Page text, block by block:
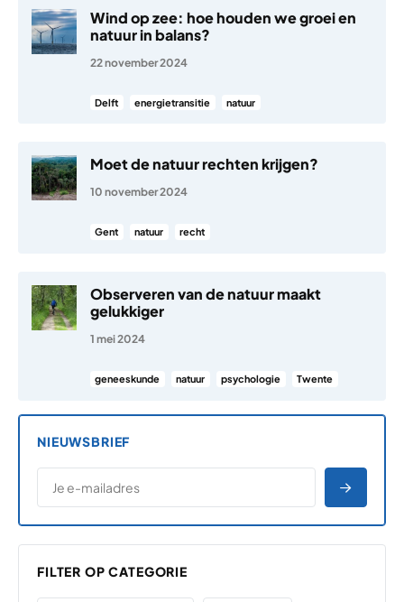
Wind op zee: hoe houden we groei en
natuur in balans?
22 november 2024
Delft energietransitie natuur
Moet de natuur rechten krijgen?
10 november 2024
Gent natuur recht
Observeren van de natuur maakt
gelukkiger
1 mei 2024
geneeskunde natuur psychologie Twente
NIEUWSBRIEF
E-MAILADRES
*
FILTER OP CATEGORIE